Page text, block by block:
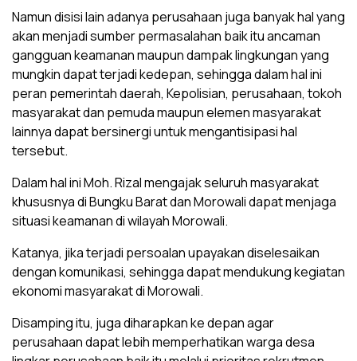
Namun disisi lain adanya perusahaan juga banyak hal yang
akan menjadi sumber permasalahan baik itu ancaman
gangguan keamanan maupun dampak lingkungan yang
mungkin dapat terjadi kedepan, sehingga dalam hal ini
peran pemerintah daerah, Kepolisian, perusahaan, tokoh
masyarakat dan pemuda maupun elemen masyarakat
lainnya dapat bersinergi untuk mengantisipasi hal
tersebut.
Dalam hal ini Moh. Rizal mengajak seluruh masyarakat
khususnya di Bungku Barat dan Morowali dapat menjaga
situasi keamanan di wilayah Morowali.
Katanya, jika terjadi persoalan upayakan diselesaikan
dengan komunikasi, sehingga dapat mendukung kegiatan
ekonomi masyarakat di Morowali.
Disamping itu, juga diharapkan ke depan agar
perusahaan dapat lebih memperhatikan warga desa